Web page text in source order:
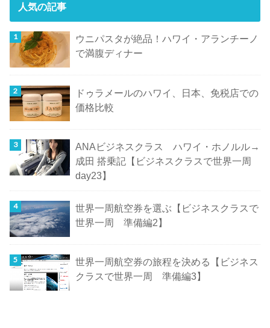
人気の記事
ウニパスタが絶品！ハワイ・アランチーノ
で満腹ディナー
ドゥラメールのハワイ、日本、免税店での
価格比較
ANAビジネスクラス ハワイ・ホノルル→
成田 搭乗記【ビジネスクラスで世界一周
day23】
世界一周航空券を選ぶ【ビジネスクラスで
世界一周 準備編2】
世界一周航空券の旅程を決める【ビジネス
クラスで世界一周 準備編3】